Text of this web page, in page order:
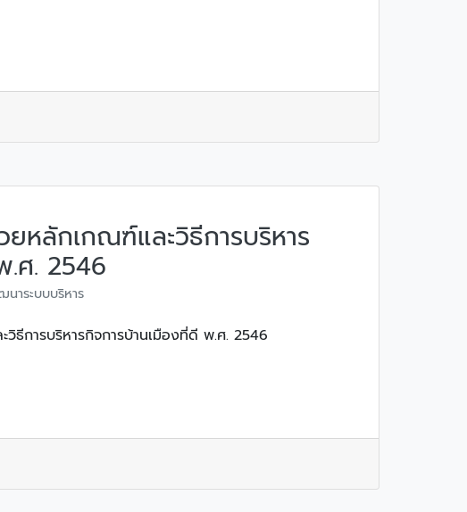
ยหลักเกณฑ์และวิธีการบริหาร
.ศ. 2546
าระบบบริหาร
ธีการบริหารกิจการบ้านเมืองที่ดี พ.ศ. 2546